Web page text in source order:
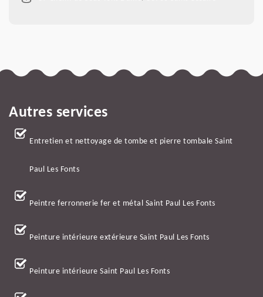
Autres services
Entretien et nettoyage de tombe et pierre tombale Saint
Paul Les Fonts
Peintre ferronnerie fer et métal Saint Paul Les Fonts
Peinture intérieure extérieure Saint Paul Les Fonts
Peinture intérieure Saint Paul Les Fonts